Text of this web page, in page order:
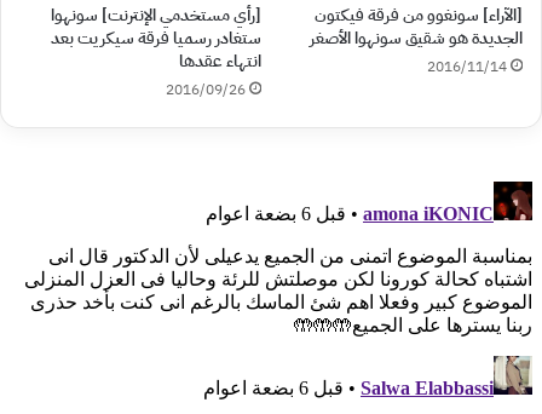
[الآراء] سونغوو من فرقة فيكتون
الجديدة هو شقيق سونهوا الأصغر
2016/11/14
[رأي مستخدمي الإنترنت] سونهوا
ستغادر رسميا فرقة سيكريت بعد
انتهاء عقدها
2016/09/26